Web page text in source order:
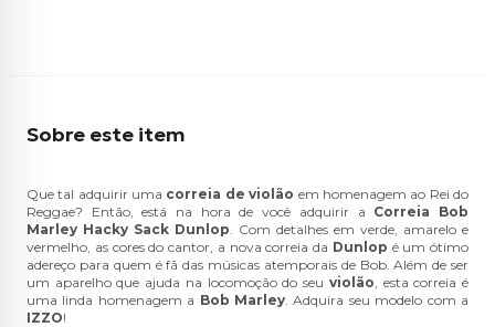
Sobre este item
Que tal adquirir uma correia de violão em homenagem ao Rei do
Reggae? Então, está na hora de você adquirir a Correia Bob
Marley Hacky Sack Dunlop . Com detalhes em verde, amarelo e
vermelho, as cores do cantor, a nova correia da Dunlop é um ótimo
adereço para quem é fã das músicas atemporais de Bob.Além de ser
um aparelho que ajuda na locomoção do seu violão , esta correia é
uma linda homenagem a Bob Marley . Adquira seu modelo com a
IZZO!